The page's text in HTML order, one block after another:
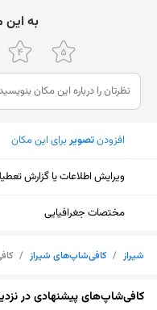
ﺑﻪ اﯾﻦ
افزودنتصویربرای این مکان
ویرایش اطلاعات یا گزارش
مختصات جغرافیایی
شیراز / کافی‌شاپ‌های شیراز /
کافی‌شاپ‌های پیشنهادی در